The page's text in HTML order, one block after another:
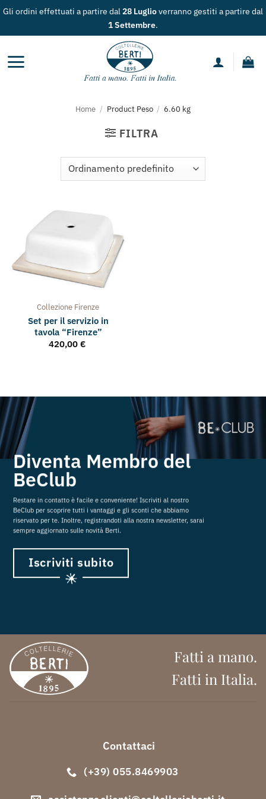
Salta
Gli ordini effettuati a partire dal28 Luglioverranno gestiti a partire dal
1 Settembre.
Home / Product Peso / 6.60 kg
FILTRA
Collezione Firenze
Set per il servizio in
tavola “Firenze”
420,00 €
Diventa Membro del
BeClub
Restare in contatto è facile e conveniente! Iscriviti al nostro
BeClub per scoprire tutti i vantaggi e gli sconti che abbiamo
riservato per te. Inoltre, registrandoti alla nostra newsletter, sarai
sempre aggiornato sulle novità Berti.
Iscriviti subito
Fatti a mano.
Fatti in Italia.
Contattaci
(+39) 055.8469903